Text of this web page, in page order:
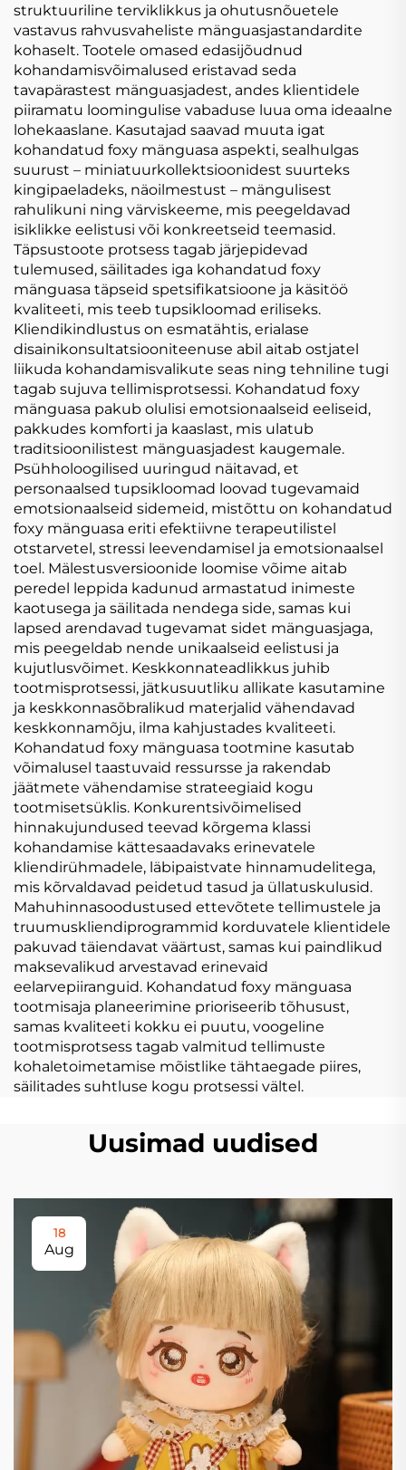
struktuuriline terviklikkus ja ohutusnõuetele
vastavus rahvusvaheliste mänguasjastandardite
kohaselt. Tootele omased edasijõudnud
kohandamisvõimalused eristavad seda
tavapärastest mänguasjadest, andes klientidele
piiramatu loomingulise vabaduse luua oma ideaalne
lohekaaslane. Kasutajad saavad muuta igat
kohandatud foxy mänguasa aspekti, sealhulgas
suurust – miniatuurkollektsioonidest suurteks
kingipaeladeks, näoilmestust – mängulisest
rahulikuni ning värviskeeme, mis peegeldavad
isiklikke eelistusi või konkreetseid teemasid.
Täpsustoote protsess tagab järjepidevad
tulemused, säilitades iga kohandatud foxy
mänguasa täpseid spetsifikatsioone ja käsitöö
kvaliteeti, mis teeb tupsikloomad eriliseks.
Kliendikindlustus on esmatähtis, erialase
disainikonsultatsiooniteenuse abil aitab ostjatel
liikuda kohandamisvalikute seas ning tehniline tugi
tagab sujuva tellimisprotsessi. Kohandatud foxy
mänguasa pakub olulisi emotsionaalseid eeliseid,
pakkudes komforti ja kaaslast, mis ulatub
traditsioonilistest mänguasjadest kaugemale.
Psühholoogilised uuringud näitavad, et
personaalsed tupsikloomad loovad tugevamaid
emotsionaalseid sidemeid, mistõttu on kohandatud
foxy mänguasa eriti efektiivne terapeutilistel
otstarvetel, stressi leevendamisel ja emotsionaalsel
toel. Mälestusversioonide loomise võime aitab
peredel leppida kadunud armastatud inimeste
kaotusega ja säilitada nendega side, samas kui
lapsed arendavad tugevamat sidet mänguasjaga,
mis peegeldab nende unikaalseid eelistusi ja
kujutlusvõimet. Keskkonnateadlikkus juhib
tootmisprotsessi, jätkusuutliku allikate kasutamine
ja keskkonnasõbralikud materjalid vähendavad
keskkonnamõju, ilma kahjustades kvaliteeti.
Kohandatud foxy mänguasa tootmine kasutab
võimalusel taastuvaid ressursse ja rakendab
jäätmete vähendamise strateegiaid kogu
tootmisetsüklis. Konkurentsivõimelised
hinnakujundused teevad kõrgema klassi
kohandamise kättesaadavaks erinevatele
kliendirühmadele, läbipaistvate hinnamudelitega,
mis kõrvaldavad peidetud tasud ja üllatuskulusid.
Mahuhinnasoodustused ettevõtete tellimustele ja
truumuskliendiprogrammid korduvatele klientidele
pakuvad täiendavat väärtust, samas kui paindlikud
maksevalikud arvestavad erinevaid
eelarvepiiranguid. Kohandatud foxy mänguasa
tootmisaja planeerimine prioriseerib tõhusust,
samas kvaliteeti kokku ei puutu, voogeline
tootmisprotsess tagab valmitud tellimuste
kohaletoimetamise mõistlike tähtaegade piires,
säilitades suhtluse kogu protsessi vältel.
Uusimad uudised
18
Aug